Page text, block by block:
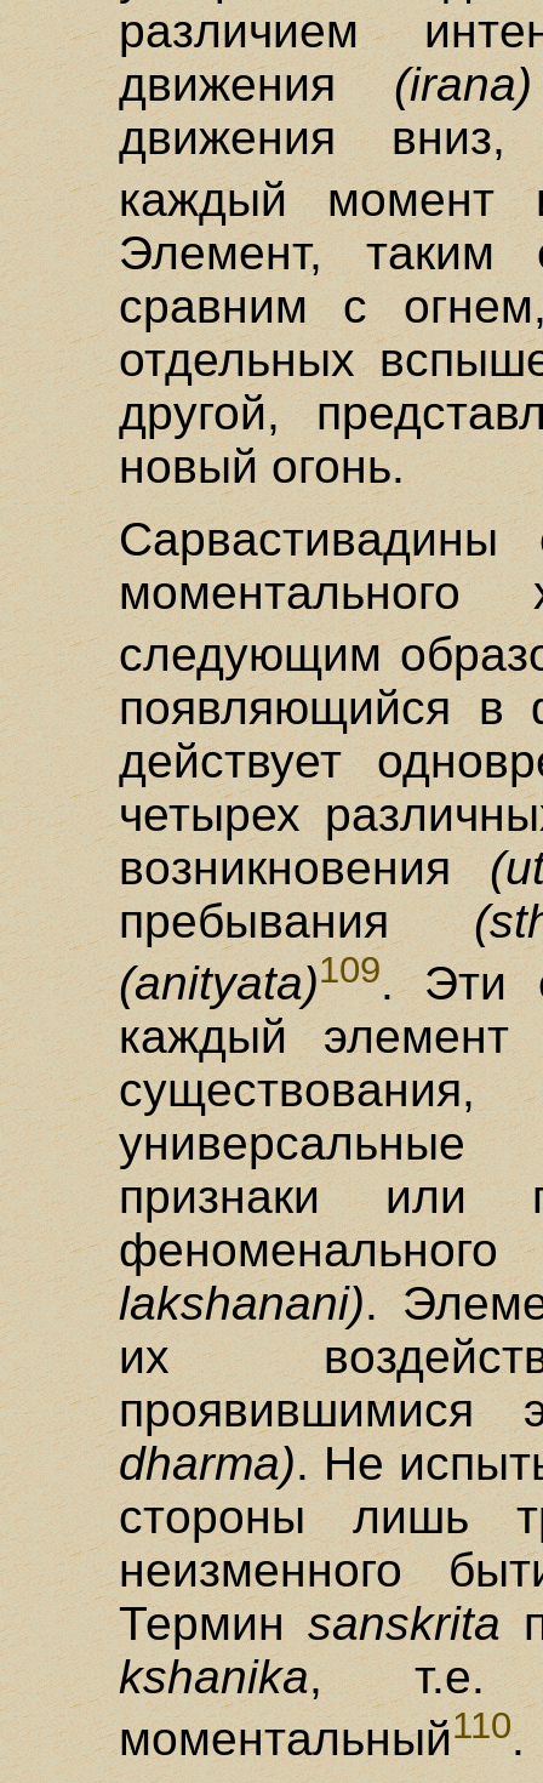
различием
движения(irana)
движения
каждый момент
Элемент, таким
сравним с
отдельных
другой,
новый огонь.
моментального
следующим
появляющийся в
действует
четырех
возникновения
пребывания
(anityata)109. Эти
каждый
признаки или
lakshanani).
их
проявившимися
dharma). Не
стороны лишь
неизменного
Терминsanskrita
kshanika, т.е.
моментальный110.